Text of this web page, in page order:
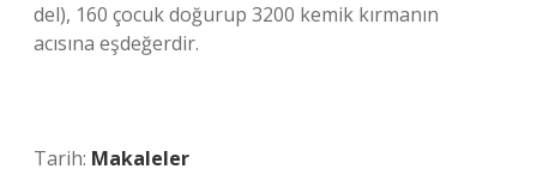
del), 160 çocuk doğurup 3200 kemik kırmanın
acısına eşdeğerdir.
Tarih: Makaleler